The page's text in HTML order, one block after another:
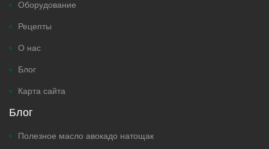
Оборудование
Рецепты
О нас
Блог
Карта сайта
Блог
Полезное масло авокадо натощак